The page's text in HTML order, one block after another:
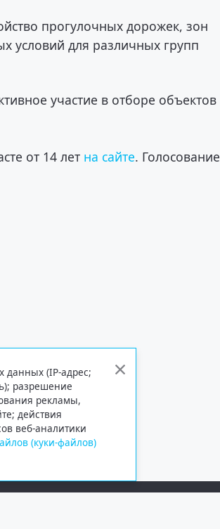
прогулочных дорожек, зон
условий для различных групп
участие в отборе объектов
от 14 лет на сайте. Голосование
данных (IP-адрес;
разрешение
рекламы,
действия
веб-аналитики
(куки-файлов)